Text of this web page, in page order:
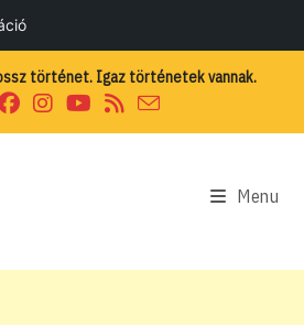
történet. Igaz történetek vannak.
Menu